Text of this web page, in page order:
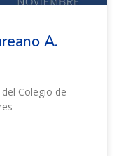
A.
Colegio de